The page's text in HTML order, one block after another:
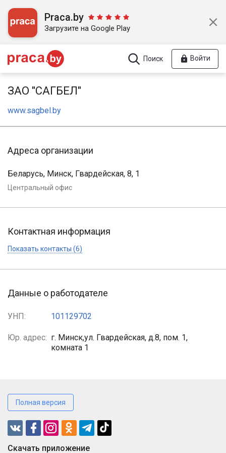
Praca.by
Загрузите на Google Play
Поиск Войти
ЗАО "САГБЕЛ"
www.sagbel.by
Адреса организации
Беларусь, Минск, Гвардейская, 8, 1
Центральный офис
Контактная информация
Показать контакты (6)
Данные о работодателе
УНП: 101129702
Юр. адрес: г. Минск,ул. Гвардейская, д.8, пом. 1,
комната 1
Полная версия
Cкачать приложение